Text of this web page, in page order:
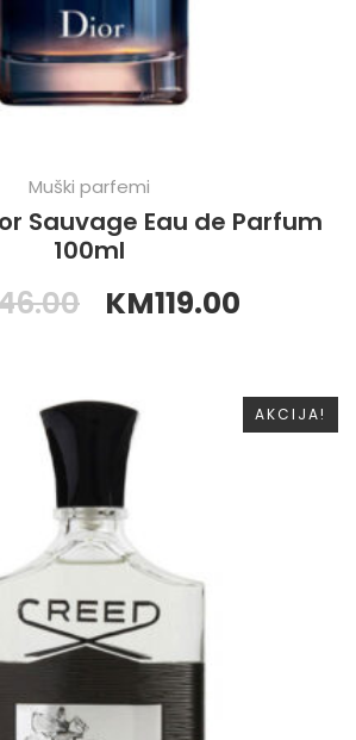
Muški parfemi
Sauvage Eau de Parfum
100ml
KM119.00
AKCIJA!